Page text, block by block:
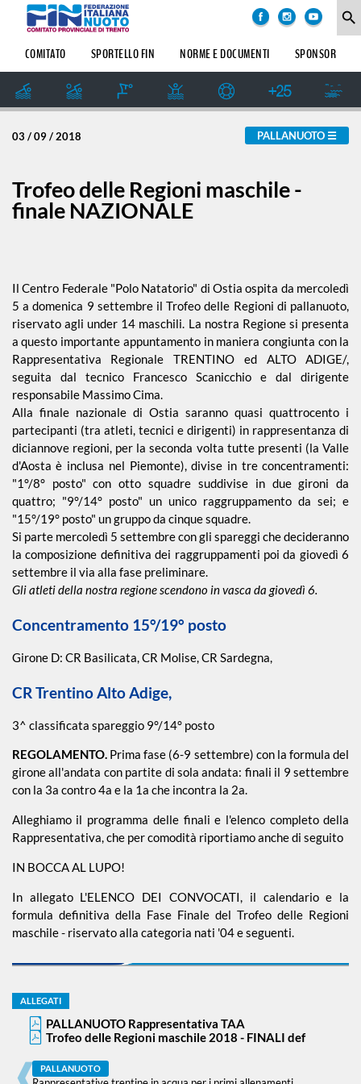
COMITATO SPORTELLO FIN NORME E DOCUMENTI SPONSOR
search
PALLANUOTO
03 / 09 / 2018
Trofeo delle Regioni maschile -
finale NAZIONALE
Il Centro Federale "Polo Natatorio" di Ostia ospita da mercoledì
5 a domenica 9 settembre il Trofeo delle Regioni di pallanuoto,
riservato agli under 14 maschili. La nostra Regione si presenta
a questo importante appuntamento in maniera congiunta con la
Rappresentativa Regionale TRENTINO ed ALTO ADIGE/,
seguita dal tecnico Francesco Scanicchio e dal dirigente
responsabile Massimo Cima.
Alla finale nazionale di Ostia saranno quasi quattrocento i
partecipanti (tra atleti, tecnici e dirigenti) in rappresentanza di
diciannove regioni, per la seconda volta tutte presenti (la Valle
d'Aosta è inclusa nel Piemonte), divise in tre concentramenti:
"1°/8° posto" con otto squadre suddivise in due gironi da
quattro; "9°/14° posto" un unico raggruppamento da sei; e
"15°/19° posto" un gruppo da cinque squadre.
Si parte mercoledì 5 settembre con gli spareggi che decideranno
la composizione definitiva dei raggruppamenti poi da giovedì 6
settembre il via alla fase preliminare.
Gli atleti della nostra regione scendono in vasca da giovedì 6.
Concentramento 15°/19° posto
Girone D: CR Basilicata, CR Molise, CR Sardegna,
CR Trentino Alto Adige,
3^ classificata spareggio 9°/14° posto
REGOLAMENTO.Prima fase (6-9 settembre) con la formula del
girone all'andata con partite di sola andata: finali il 9 settembre
con la 3a contro 4a e la 1a che incontra la 2a.
Alleghiamo il programma delle finali e l'elenco completo della
Rappresentativa, che per comodità riportiamo anche di seguito
IN BOCCA AL LUPO!
In allegato L'ELENCO DEI CONVOCATI, il calendario e la
formula definitiva della Fase Finale del Trofeo delle Regioni
maschile - riservato alla categoria nati '04 e seguenti.
ALLEGATI
PALLANUOTO Rappresentativa TAA
Trofeo delle Regioni maschile 2018 - FINALI def
PALLANUOTO
degli
argomenti
notizie:
Amatoriale
Dalle Società
Formazione
News
Pallanuoto
Piscina 50 m
Qualificazione
Giovanile
Tuffi
COMITATO
SETTORE
IMPIANTI
SPORTIVI
SPORTIVO
STORIA